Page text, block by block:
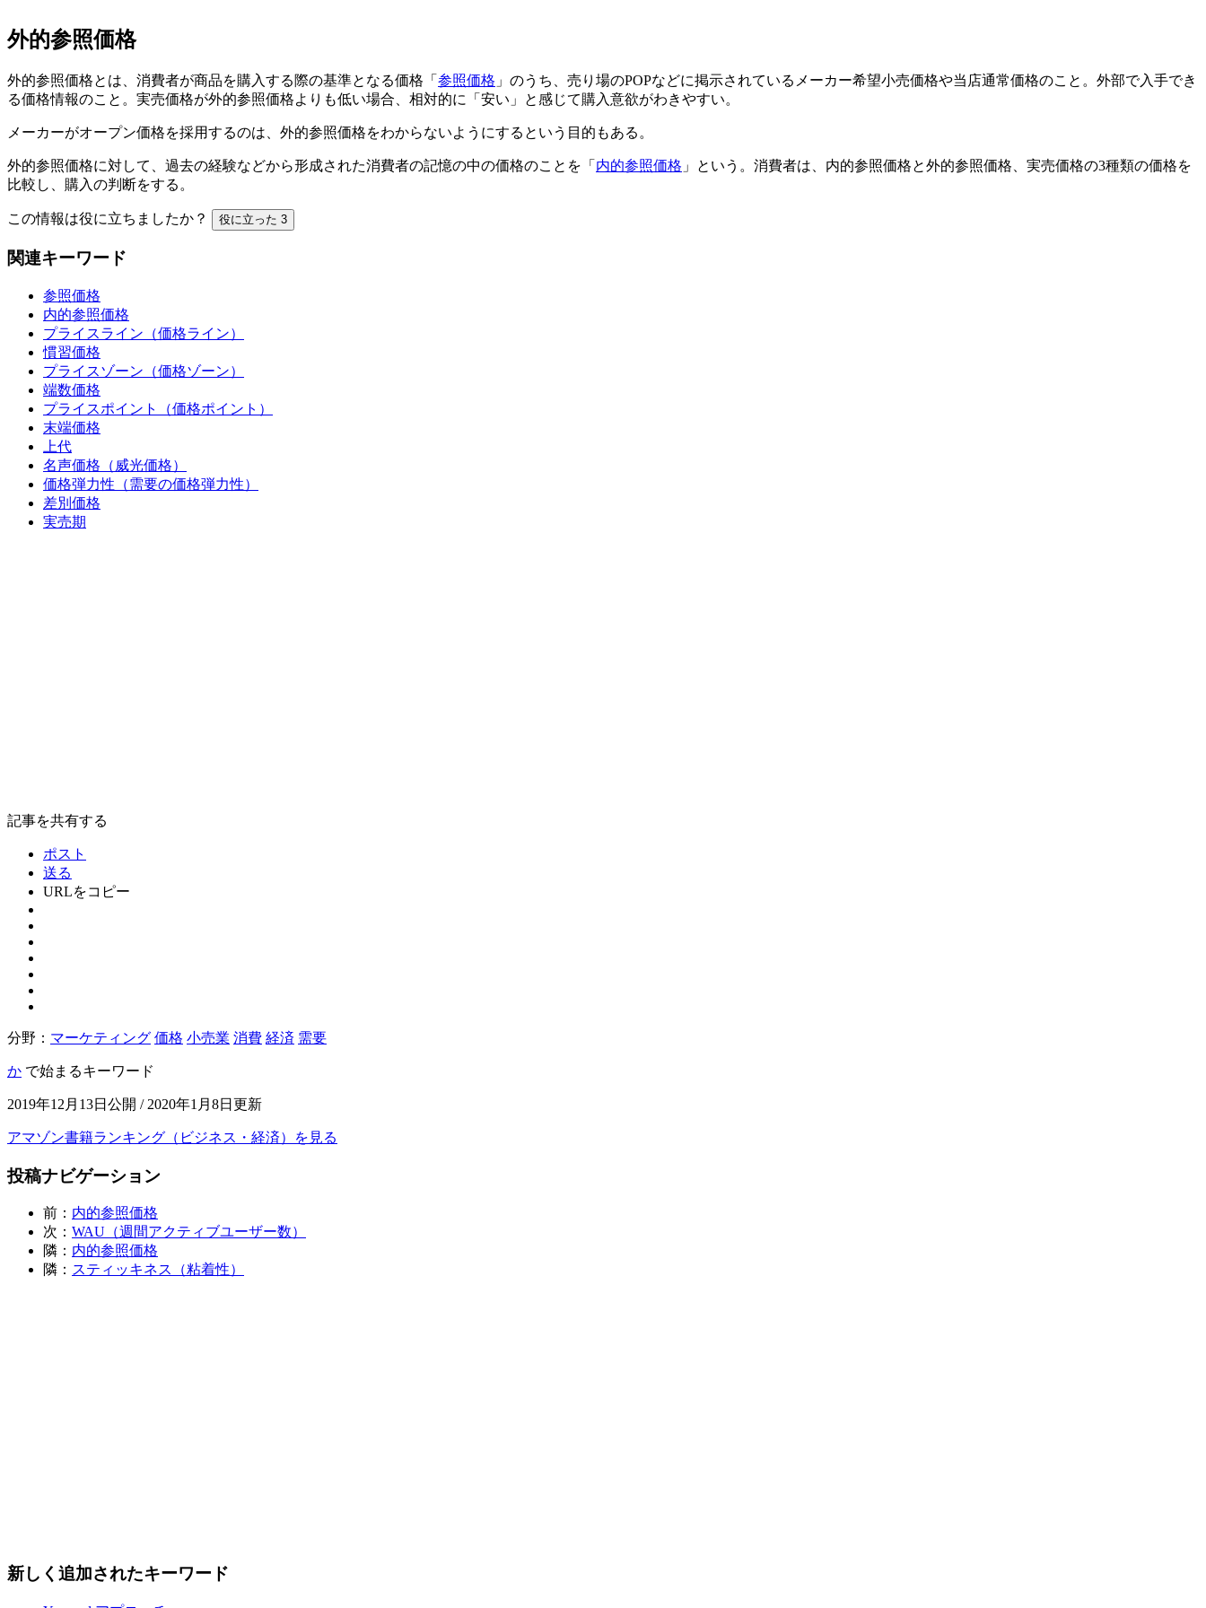
外的参照価格
外的参照価格とは、消費者が商品を購入する際の基準となる価格「 参照価格 」のうち、売り場のPOPなどに掲示されているメーカー希望小売価格や当店通常価格のこと。外部で入手でき
る価格情報のこと。実売価格が外的参照価格よりも低い場合、相対的に「安い」と感じて購入意欲がわきやすい。
メーカーがオープン価格を採用するのは、外的参照価格をわからないようにするという目的もある。
外的参照価格に対して、過去の経験などから形成された消費者の記憶の中の価格のことを「 内的参照価格 」という。消費者は、内的参照価格と外的参照価格、実売価格の3種類の価格を
比較し、購入の判断をする。
この情報は役に立ちましたか？ 役に立った 3
関連キーワード
参照価格
内的参照価格
プライスライン（価格ライン）
慣習価格
プライスゾーン（価格ゾーン）
端数価格
プライスポイント（価格ポイント）
末端価格
上代
名声価格（威光価格）
価格弾力性（需要の価格弾力性）
差別価格
実売期
記事を共有する
ポスト
送る
URLをコピー
分野： マーケティング 価格 小売業 消費 経済 需要
か で始まるキーワード
2019年12月13日公開 / 2020年1月8日更新
アマゾン書籍ランキング（ビジネス・経済）を見る
投稿ナビゲーション
前： 内的参照価格
次： WAU（週間アクティブユーザー数）
隣： 内的参照価格
隣： スティッキネス（粘着性）
新しく追加されたキーワード